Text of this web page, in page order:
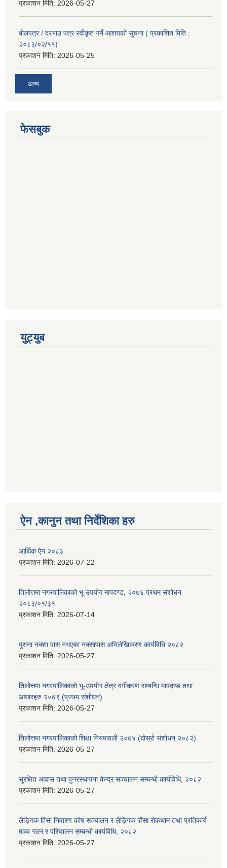
प्रकाशन मिति: 2026-05-27
बोलपत्र / दरभाउ पत्र स्वीकृत गर्ने आशयको सुचना ( प्रकाशित मिति :
२०८३/०२/११)
प्रकाशन मिति: 2026-05-25
अन्य
फेसबुक
युट्युब
ऐन ,कानुन तथा निर्देशिका हरु
आर्थिक ऐन २०८३
प्रकाशन मिति: 2026-07-22
तिलोत्तमा नगरपालिकाको भू-उपयोग मापदण्ड, २०७६ प्रथम संशोधन
२०८३/०१/३१
प्रकाशन मिति: 2026-07-14
पुराना नक्शा पास नभएका नक्सापास अभिलेखिकरण कार्यविधि २०८२
प्रकाशन मिति: 2026-05-27
तिलोत्तमा नगरपालिकाको भू-उपयोग क्षेत्र वर्गीकरण सम्बन्धि मापदण्ड तथा
आधारहरु २०७९ (प्रथम संशोधन)
प्रकाशन मिति: 2026-05-27
तिलोत्तमा नगरपालिकाको शिक्षा नियमावली २०७४ (दोस्रो संशोधन २०८२)
प्रकाशन मिति: 2026-05-27
सुरक्षित आवास तथा पुनरस्थापना केन्द्र सञ्चालन सम्बन्धी कार्यविधि, २०८२
प्रकाशन मिति: 2026-05-27
लैङ्गिक हिंसा निवारण कोष सञ्चालन र लैङ्गिक हिंसा रोकथाम तथा प्रतिकार्य
मञ्च गठन र परिचालन सम्बन्धी कार्यविधि, २०८२
प्रकाशन मिति: 2026-05-27